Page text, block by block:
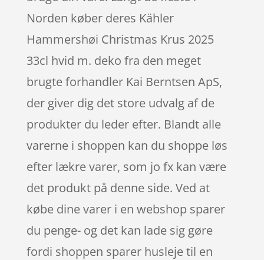
Norden køber deres Kähler
Hammershøi Christmas Krus 2025
33cl hvid m. deko fra den meget
brugte forhandler Kai Berntsen ApS,
der giver dig det store udvalg af de
produkter du leder efter. Blandt alle
varerne i shoppen kan du shoppe løs
efter lækre varer, som jo fx kan være
det produkt på denne side. Ved at
købe dine varer i en webshop sparer
du penge- og det kan lade sig gøre
fordi shoppen sparer husleje til en